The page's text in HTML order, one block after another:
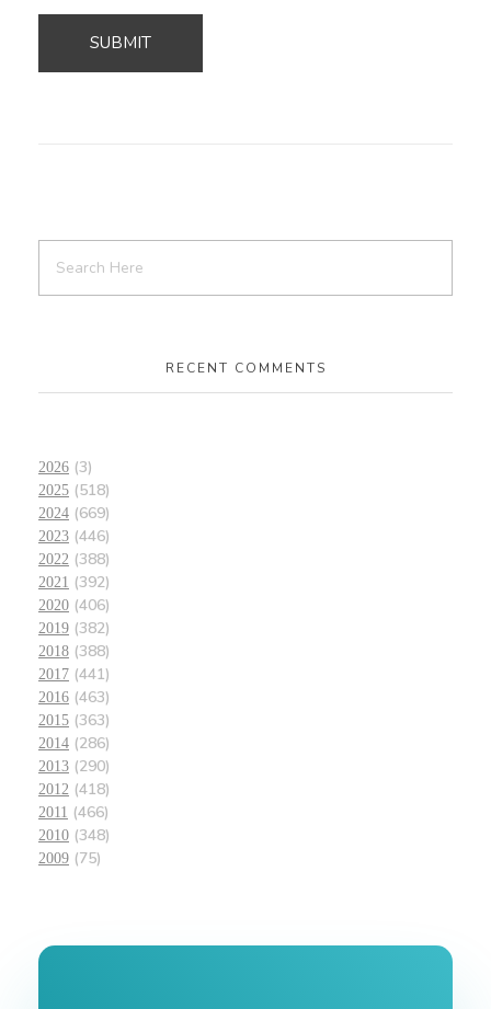
RECENT COMMENTS
2026 (3)
2025 (518)
2024 (669)
2023 (446)
2022 (388)
2021 (392)
2020 (406)
2019 (382)
2018 (388)
2017 (441)
2016 (463)
2015 (363)
2014 (286)
2013 (290)
2012 (418)
2011 (466)
2010 (348)
2009 (75)